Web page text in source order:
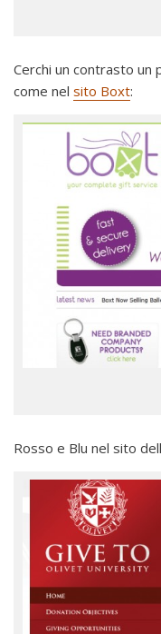
Cerchi un contrasto un
come nel sito Boxt:
Rosso e Blu nel sito